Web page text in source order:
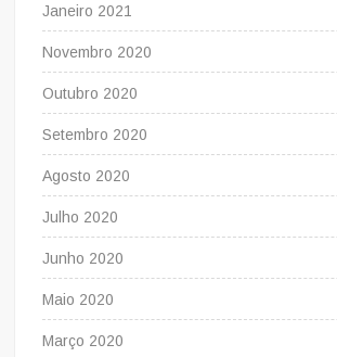
Janeiro 2021
Novembro 2020
Outubro 2020
Setembro 2020
Agosto 2020
Julho 2020
Junho 2020
Maio 2020
Março 2020